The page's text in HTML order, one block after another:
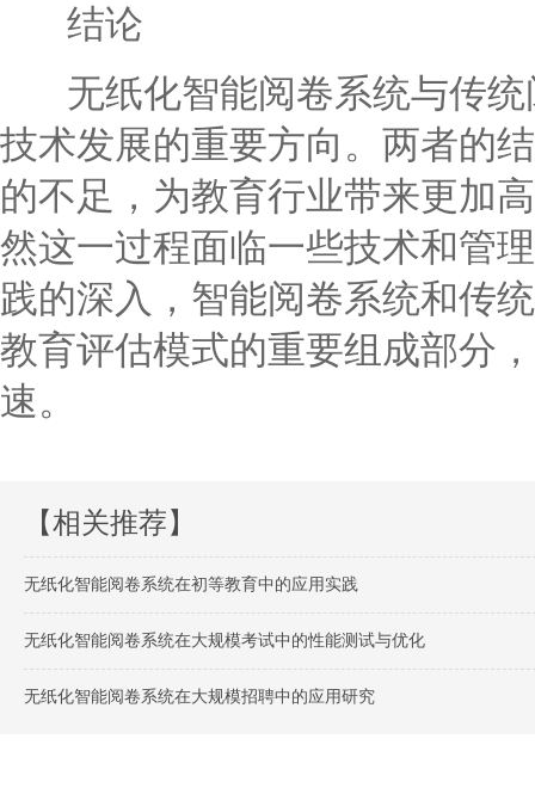
结论
无纸化智能阅卷系统与传统
技术发展的重要方向。两者的
的不足，为教育行业带来更加
然这一过程面临一些技术和管
践的深入，智能阅卷系统和传
教育评估模式的重要组成部分
速。
【相关推荐】
无纸化智能阅卷系统在初等教育中的应用实践
无纸化智能阅卷系统在大规模考试中的性能测试与优化
无纸化智能阅卷系统在大规模招聘中的应用研究